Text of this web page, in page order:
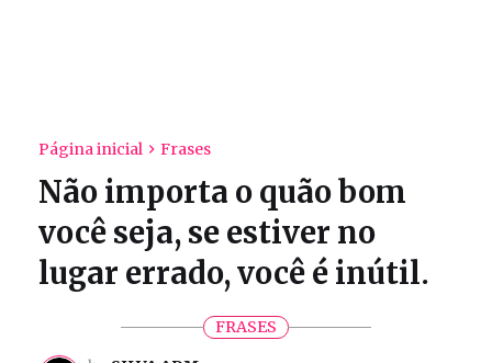
Página inicial Frases
Não importa o quão bom
você seja, se estiver no
lugar errado, você é inútil.
FRASES